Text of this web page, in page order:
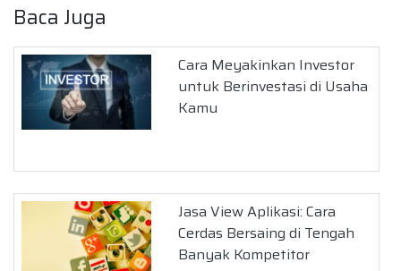
Baca Juga
Cara Meyakinkan Investor
untuk Berinvestasi di Usaha
Kamu
Jasa View Aplikasi: Cara
Cerdas Bersaing di Tengah
Banyak Kompetitor